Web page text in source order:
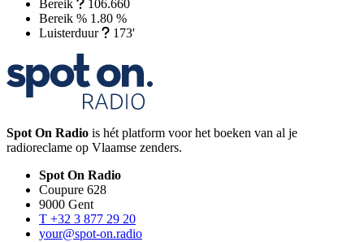
Bereik
106.660
Bereik % 1.80 %
Luisterduur
173'
Spot On Radio is hét platform voor het boeken van al je
radioreclame op Vlaamse zenders.
Spot On Radio
Coupure 628
9000 Gent
T +32 3 877 29 20
your@spot-on.radio